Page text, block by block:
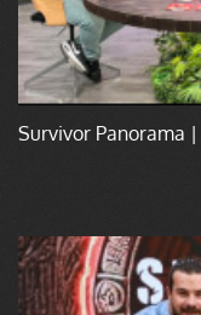
Survivor Panorama |